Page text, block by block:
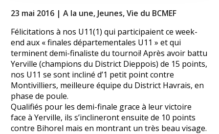
23 mai 2016 |A la une, Jeunes,Vie du BCMEF
Félicitations à nos U11(1) qui participaient ce week-
end aux « finales départementales U11 » et qui
terminent demi-finaliste du tournoi! Après avoir battu
Yerville (champions du District Dieppois) de 15 points,
nos U11 se sont incliné d’1 petit point contre
Montivilliers, meilleure équipe du District Havrais, en
phase de poule.
Qualifiés pour les demi-finale grace à leur victoire
face à Yerville, ils s’inclineront ensuite de 10 points
contre Bihorel mais en montrant un très beau visage.